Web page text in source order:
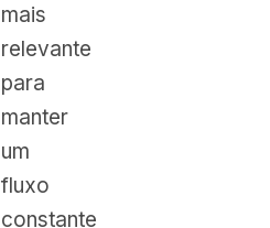
mais
relevante
para
manter
um
fluxo
constante